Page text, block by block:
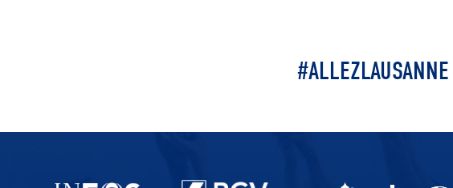
#ALLEZLAUSANNE
Partenaires du lausanne-Sport